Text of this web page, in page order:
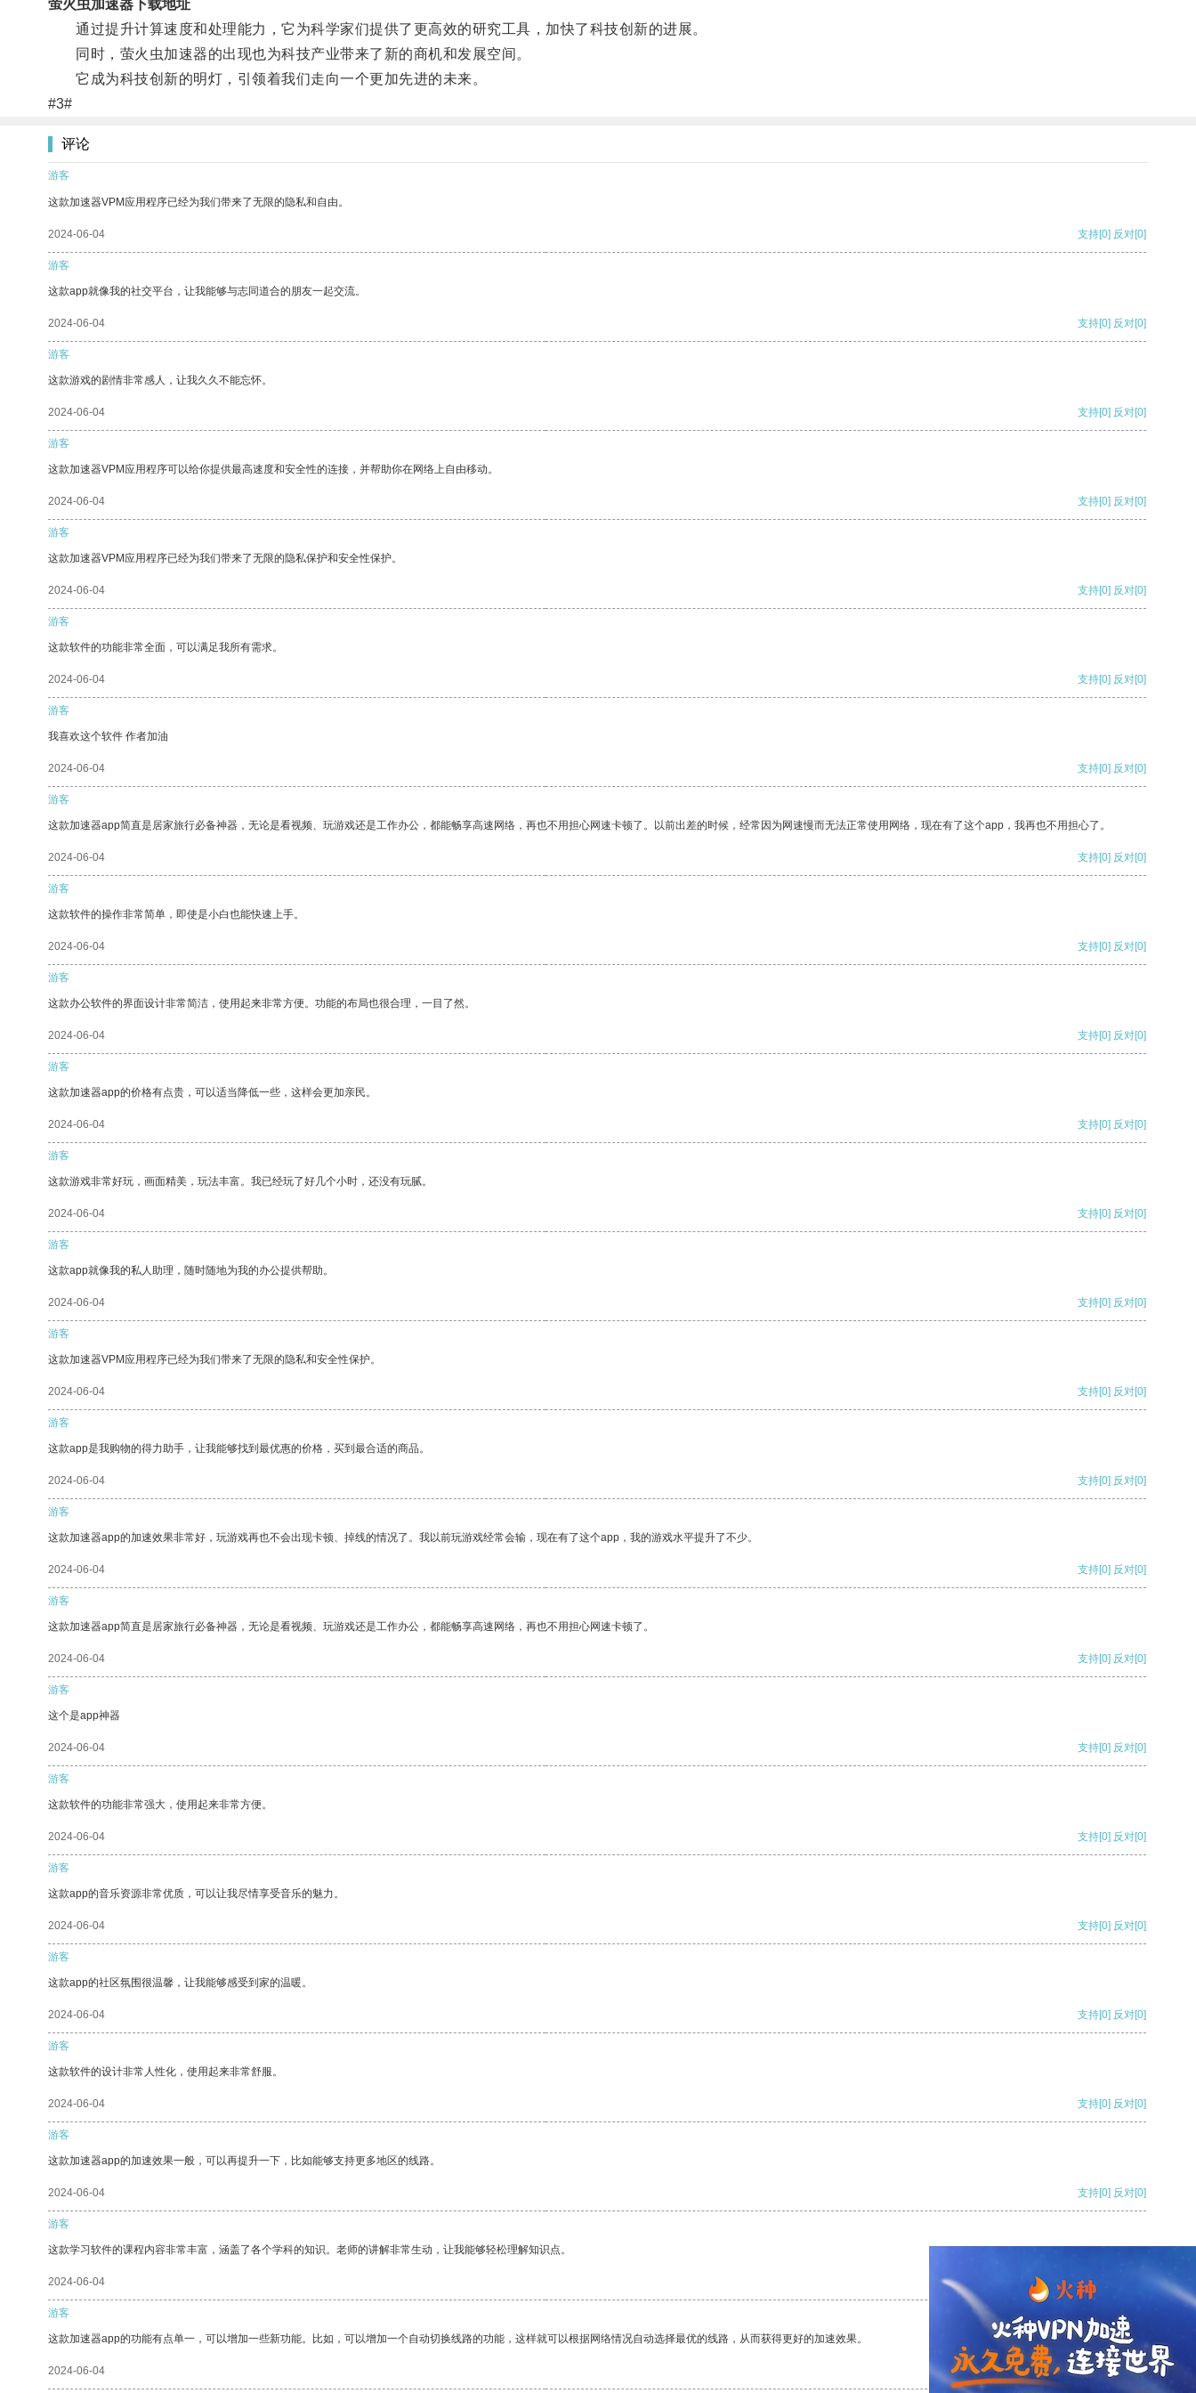
萤火虫加速器下载地址
通过提升计算速度和处理能力，它为科学家们提供了更高效的研究工具，加快了科技创新的进展。
同时，萤火虫加速器的出现也为科技产业带来了新的商机和发展空间。
它成为科技创新的明灯，引领着我们走向一个更加先进的未来。
#3#
评论
游客
这款加速器VPM应用程序已经为我们带来了无限的隐私和自由。
2024-06-04 支持[0] 反对[0]
游客
这款app就像我的社交平台，让我能够与志同道合的朋友一起交流。
2024-06-04 支持[0] 反对[0]
游客
这款游戏的剧情非常感人，让我久久不能忘怀。
2024-06-04 支持[0] 反对[0]
游客
这款加速器VPM应用程序可以给你提供最高速度和安全性的连接，并帮助你在网络上自由移动。
2024-06-04 支持[0] 反对[0]
游客
这款加速器VPM应用程序已经为我们带来了无限的隐私保护和安全性保护。
2024-06-04 支持[0] 反对[0]
游客
这款软件的功能非常全面，可以满足我所有需求。
2024-06-04 支持[0] 反对[0]
游客
我喜欢这个软件 作者加油
2024-06-04 支持[0] 反对[0]
游客
这款加速器app简直是居家旅行必备神器，无论是看视频、玩游戏还是工作办公，都能畅享高速网络，再也不用担心网速卡顿了。以前出差的时候，经常因为网速慢而无法正常使用网络，现在有了这个app，我再也不用担心了。
2024-06-04 支持[0] 反对[0]
游客
这款软件的操作非常简单，即使是小白也能快速上手。
2024-06-04 支持[0] 反对[0]
游客
这款办公软件的界面设计非常简洁，使用起来非常方便。功能的布局也很合理，一目了然。
2024-06-04 支持[0] 反对[0]
游客
这款加速器app的价格有点贵，可以适当降低一些，这样会更加亲民。
2024-06-04 支持[0] 反对[0]
游客
这款游戏非常好玩，画面精美，玩法丰富。我已经玩了好几个小时，还没有玩腻。
2024-06-04 支持[0] 反对[0]
游客
这款app就像我的私人助理，随时随地为我的办公提供帮助。
2024-06-04 支持[0] 反对[0]
游客
这款加速器VPM应用程序已经为我们带来了无限的隐私和安全性保护。
2024-06-04 支持[0] 反对[0]
游客
这款app是我购物的得力助手，让我能够找到最优惠的价格，买到最合适的商品。
2024-06-04 支持[0] 反对[0]
游客
这款加速器app的加速效果非常好，玩游戏再也不会出现卡顿、掉线的情况了。我以前玩游戏经常会输，现在有了这个app，我的游戏水平提升了不少。
2024-06-04 支持[0] 反对[0]
游客
这款加速器app简直是居家旅行必备神器，无论是看视频、玩游戏还是工作办公，都能畅享高速网络，再也不用担心网速卡顿了。
2024-06-04 支持[0] 反对[0]
游客
这个是app神器
2024-06-04 支持[0] 反对[0]
游客
这款软件的功能非常强大，使用起来非常方便。
2024-06-04 支持[0] 反对[0]
游客
这款app的音乐资源非常优质，可以让我尽情享受音乐的魅力。
2024-06-04 支持[0] 反对[0]
游客
这款app的社区氛围很温馨，让我能够感受到家的温暖。
2024-06-04 支持[0] 反对[0]
游客
这款软件的设计非常人性化，使用起来非常舒服。
2024-06-04 支持[0] 反对[0]
游客
这款加速器app的加速效果一般，可以再提升一下，比如能够支持更多地区的线路。
2024-06-04 支持[0] 反对[0]
游客
这款学习软件的课程内容非常丰富，涵盖了各个学科的知识。老师的讲解非常生动，让我能够轻松理解知识点。
2024-06-04 支持
游客
这款加速器app的功能有点单一，可以增加一些新功能。比如，可以增加一个自动切换线路的功能，这样就可以根据网络情况自动选择最优的线路，从而获得更好的加速效果。
2024-06-04 支持[0] 反对[0]